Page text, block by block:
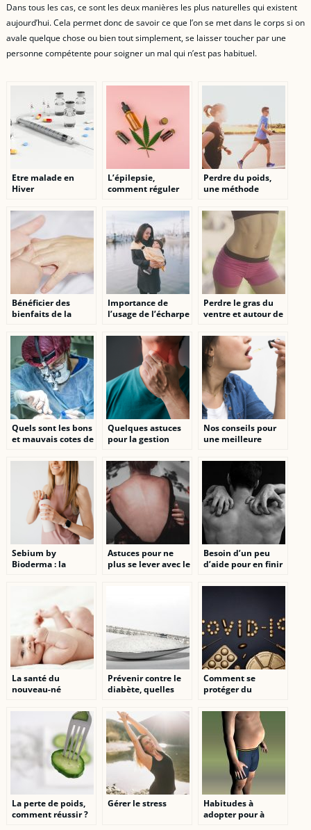
Dans tous les cas, ce sont les deux manières les plus naturelles qui existent
aujourd’hui. Cela permet donc de savoir ce que l’on se met dans le corps si on
avale quelque chose ou bien tout simplement, se laisser toucher par une
personne compétente pour soigner un mal qui n’est pas habituel.
Etre malade en
Hiver
L’épilepsie,
comment réguler
Perdre du poids,
une méthode
Bénéficier des
bienfaits de la
en restant chez soi
Importance de
l’usage de l’écharpe
nœud et conseils de
Perdre le gras du
ventre et autour de
techniques
naturelles efficaces
et sans sport
Quels sont les bons
et mauvais cotes de
esthetique pour le
corps et la sante ?
Quelques astuces
pour la gestion
dans la gorge en
situation de stress
Nos conseils pour
une meilleure
CBD
Sebium by
Bioderma : la
Astuces pour ne
plus se lever avec le
Besoin d’un peu
d’aide pour en finir
dos ? Lisez ceci.
La santé du
nouveau-né
Prévenir contre le
diabète, quelles
prendre?
Comment se
protéger du
La perte de poids,
comment réussir ?
Gérer le stress
Habitudes à
adopter pour à